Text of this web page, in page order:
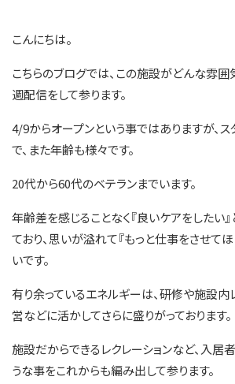
こんにちは。
こちらのブログでは、この施設がどんな雰
週配信をして参ります。
4/9からオープンという事ではありますが、
で、また年齢も様々です。
20代から60代のベテランまでいます。
年齢差を感じることなく『良いケアをしたい
ており、思いが溢れて『もっと仕事をさせてほ
いです。
有り余っているエネルギーは、研修や施設内
営などに活かしてさらに盛りがっております。
施設だからできるレクレーションなど、入居
うな事をこれからも編み出して参ります。